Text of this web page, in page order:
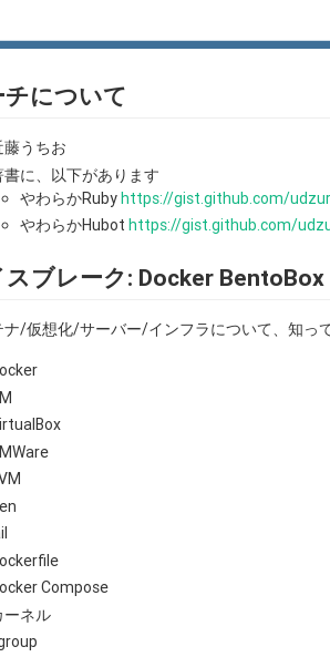
チについて
藤うちお
書に、以下があります
やわらかRubyhttps://gist.github.com/
やわらかHubot https://gist.github.com/
スブレーク: Docker BentoBox
ナ/仮想化/サーバー/インフラについて、知っ
Compose
ーネル